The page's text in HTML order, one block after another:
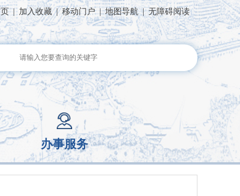
| 加入收藏 | 移动门户 | 地图导航 | 无障碍阅读
办事服务